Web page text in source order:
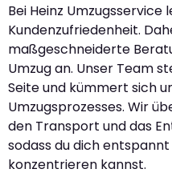
Bei Heinz
Kundenzufriedenheit.
maßgeschneiderte
Umzug an. Unser Team
Seite und kümmert sich
Umzugsprozesses. Wir
den Transport und das
sodass du dich
konzentrieren kannst.